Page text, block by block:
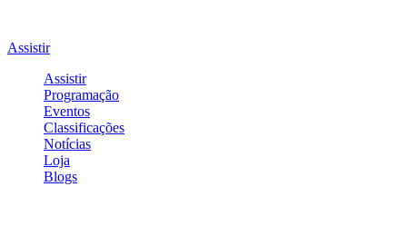
Assistir
Assistir
Programação
Eventos
Classificações
Notícias
Loja
Blogs